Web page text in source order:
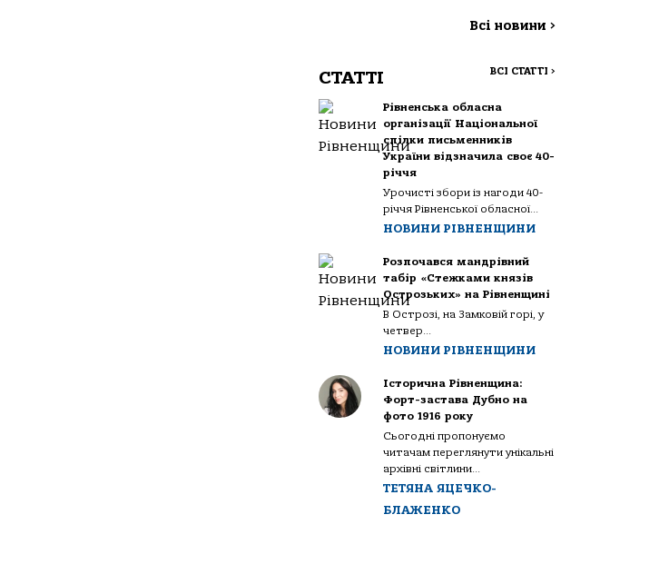
Всі новини >
СТАТТІ ВСІ СТАТТІ >
Рівненська обласна
організації Національної
спілки письменників
України відзначила своє 40-
річчя
Урочисті збори із нагоди 40-
річчя Рівненської обласної...
НОВИНИ РІВНЕНЩИНИ
Розпочався мандрівний
табір «Стежками князів
Острозьких» на Рівненщині
В Острозі, на Замковій горі, у
четвер...
НОВИНИ РІВНЕНЩИНИ
Історична Рівненщина:
Форт-застава Дубно на
фото 1916 року
Сьогодні пропонуємо
читачам переглянути унікальні
архівні світлини...
ТЕТЯНА ЯЦЕЧКО-
БЛАЖЕНКО